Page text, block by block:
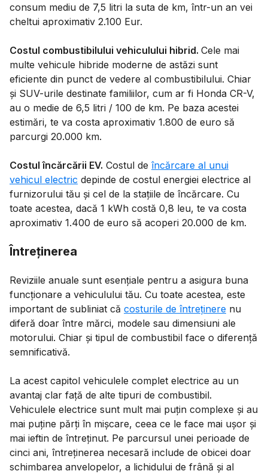
consum mediu de 7,5 litri la suta de km, într-un an vei
cheltui aproximativ 2.100 Eur.
Costul combustibilului vehiculului hibrid. Cele mai
multe vehicule hibride moderne de astăzi sunt
eficiente din punct de vedere al combustibilului. Chiar
și SUV-urile destinate familiilor, cum ar fi Honda CR-V,
au o medie de 6,5 litri / 100 de km. Pe baza acestei
estimări, te va costa aproximativ 1.800 de euro să
parcurgi 20.000 km.
Costul încărcării EV. Costul de încărcare al unui
vehicul electric depinde de costul energiei electrice al
furnizorului tău și cel de la stațiile de încărcare. Cu
toate acestea, dacă 1 kWh costă 0,8 leu, te va costa
aproximativ 1.400 de euro să acoperi 20.000 de km.
Întreținerea
Reviziile anuale sunt esențiale pentru a asigura buna
funcționare a vehiculului tău. Cu toate acestea, este
important de subliniat că costurile de întreținere nu
diferă doar între mărci, modele sau dimensiuni ale
motorului. Chiar și tipul de combustibil face o diferență
semnificativă.
La acest capitol vehiculele complet electrice au un
avantaj clar față de alte tipuri de combustibil.
Vehiculele electrice sunt mult mai puțin complexe și au
mai puține părți în mișcare, ceea ce le face mai ușor și
mai ieftin de întreținut. Pe parcursul unei perioade de
cinci ani, întreținerea necesară include de obicei doar
schimbarea anvelopelor, a lichidului de frână și al